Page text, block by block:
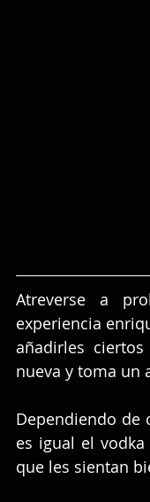
Atreverse a
experiencia
añadirles ciertos
nueva y toma un
Dependiendo de
es igual el
que les sientan